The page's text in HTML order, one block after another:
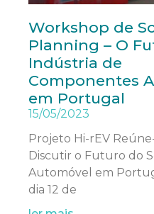
Workshop de
Planning – O
Indústria de
Componentes
em Portugal
15/05/2023
Projeto Hi-rEV
Discutir o Futuro do
Automóvel em
dia 12 de